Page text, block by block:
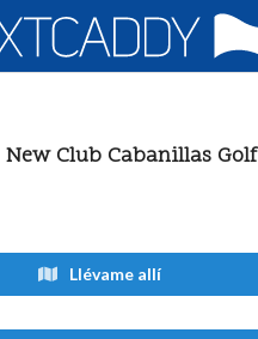
New Club Cabanillas Golf
Llévame allí